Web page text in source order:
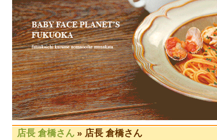
店長 倉橋さん » 店長 倉橋さん